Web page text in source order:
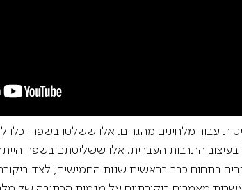
עבור מלחינים מהגרים. אלו ששלטו בשפה יכלו
בעיצוב התרבות העברית. אלו ששליטתם בשפה
בתחום כבר בראשית שנות החמישים, לצד